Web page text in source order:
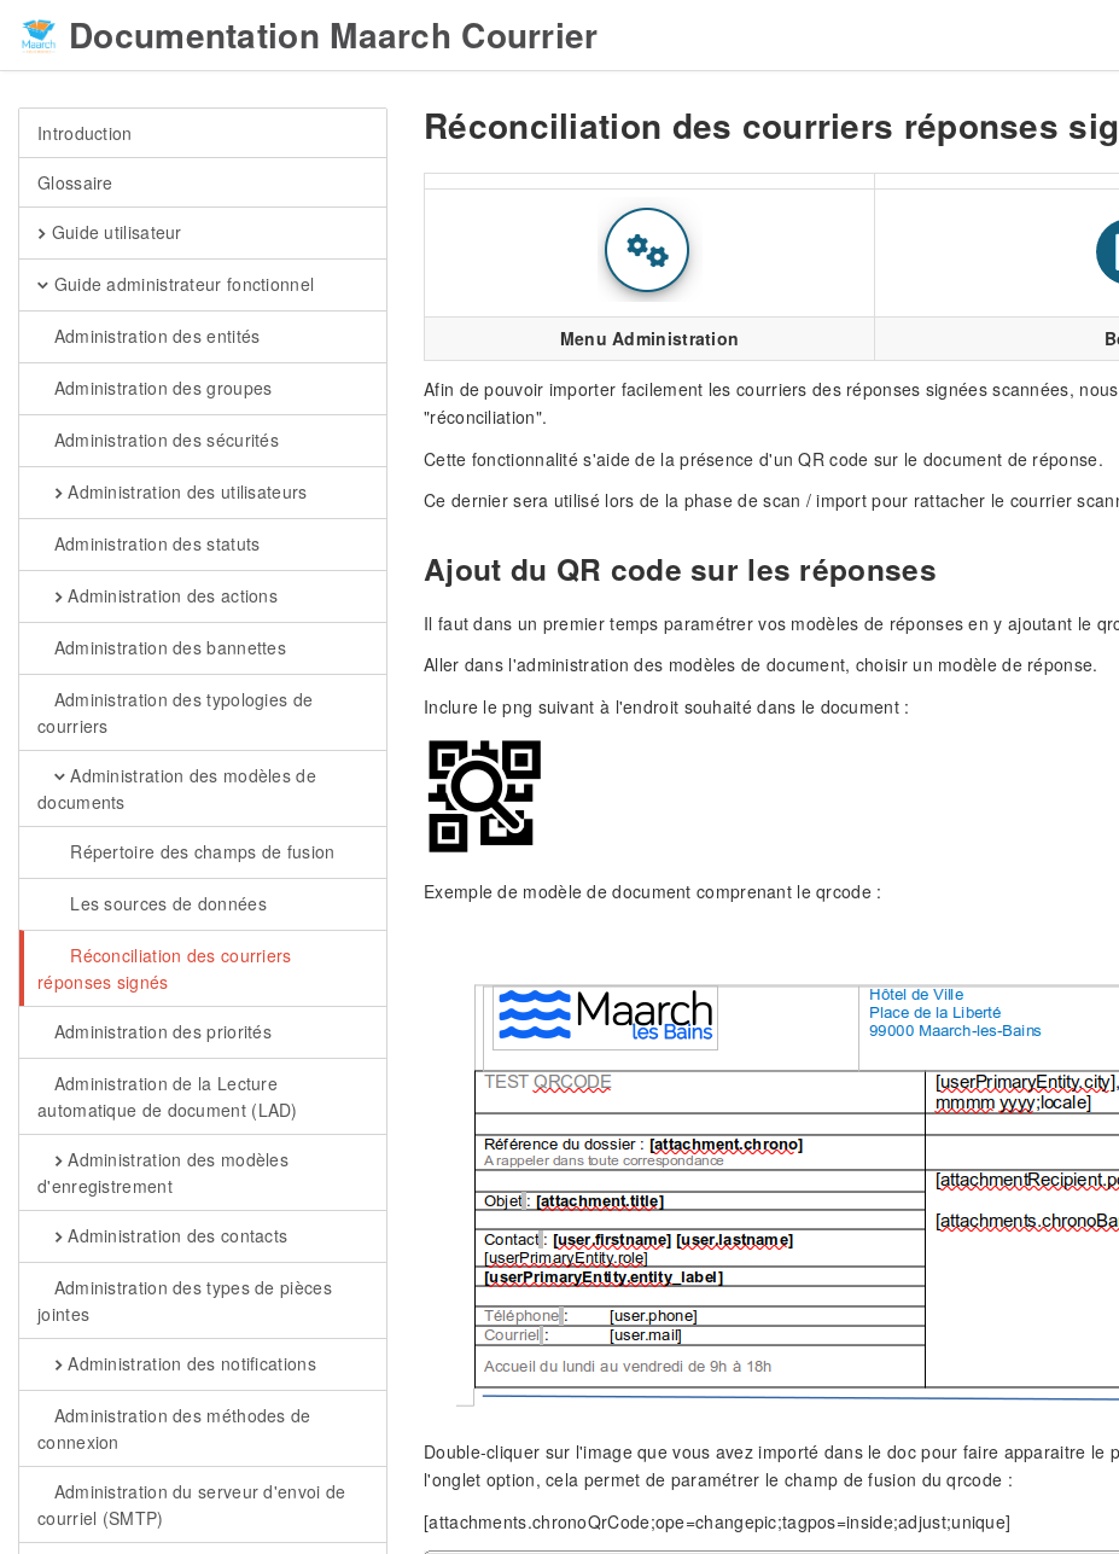
Documentation Maarch Courrier
Introduction
Glossaire
Guide utilisateur
Guide administrateur fonctionnel
Administration des entités
Administration des groupes
Administration des sécurités
Administration des utilisateurs
Administration des statuts
Administration des actions
Administration des bannettes
Administration des typologies de
courriers
Administration des modèles de
documents
Répertoire des champs de fusion
Les sources de données
Réconciliation des courriers
réponses signés
Administration des priorités
Administration de la Lecture
automatique de document (LAD)
Administration des modèles
d'enregistrement
Administration des contacts
Administration des types de pièces
jointes
Administration des notifications
Administration des méthodes de
connexion
Administration du serveur d'envoi de
courriel (SMTP)
Réconciliation des courriers réponses
Menu Administration
Afin de pouvoir importer facilement les courriers des réponses signées scannées,
"réconciliation".
Cette fonctionnalité s'aide de la présence d'un QR code sur le document de réponse.
Ce dernier sera utilisé lors de la phase de scan / import pour rattacher le courrier
Ajout du QR code sur les réponses
Il faut dans un premier temps paramétrer vos modèles de réponses en y ajoutant le
Aller dans l'administration des modèles de document, choisir un modèle de réponse.
Inclure le png suivant à l'endroit souhaité dans le document :
Exemple de modèle de document comprenant le qrcode :
Double-cliquer sur l'image que vous avez importé dans le doc pour faire apparaitre
l'onglet option, cela permet de paramétrer le champ de fusion du qrcode :
[attachments.chronoQrCode;ope=changepic;tagpos=inside;adjust;unique]